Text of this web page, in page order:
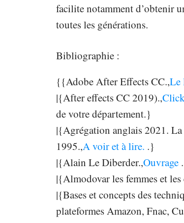
facilite notamment d’obtenir
toutes les générations.
Bibliographie :
{{Adobe After Effects CC.,Le
|{After effects CC 2019).,
de votre département.}
|{Agrégation anglais 2021.
1995.,A voir et à lire. .}
|{Alain Le Diberder.,Ouvrage
|{Almodovar les femmes et les
|{Bases et concepts des
plateformes Amazon, Fnac,